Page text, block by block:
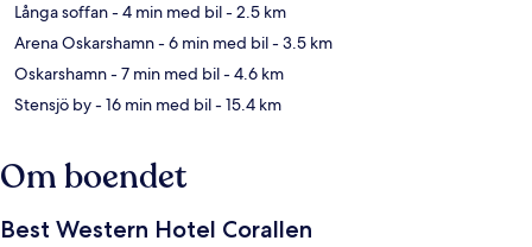
Långa soffan- 4 min med bil- 2.5 km
Arena Oskarshamn- 6 min med bil- 3.5 km
Oskarshamn- 7 min med bil- 4.6 km
Stensjö by- 16 min med bil- 15.4 km
Om boendet
Best Western Hotel Corallen